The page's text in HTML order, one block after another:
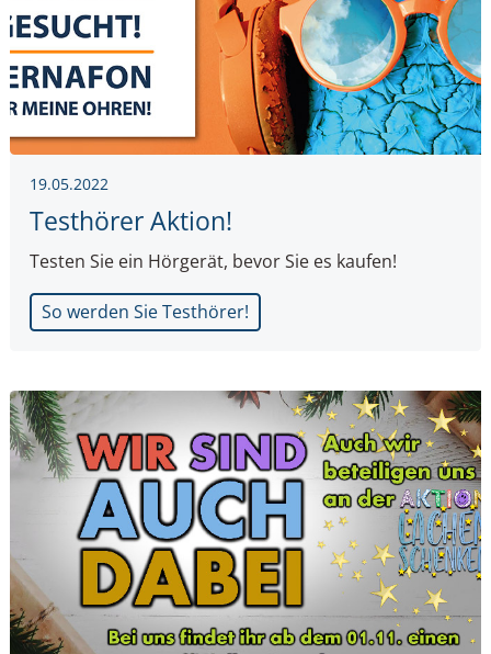
19.05.2022
Testhörer Aktion!
Testen Sie ein Hörgerät, bevor Sie es kaufen!
So werden Sie Testhörer!